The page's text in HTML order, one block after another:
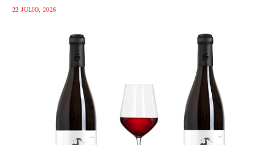
22 JULIO, 2026